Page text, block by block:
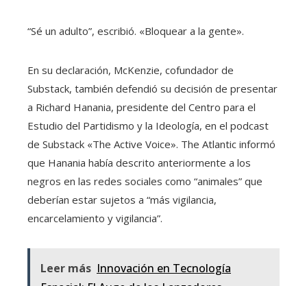
“Sé un adulto”, escribió. «Bloquear a la gente».
En su declaración, McKenzie, cofundador de
Substack, también defendió su decisión de presentar
a Richard Hanania, presidente del Centro para el
Estudio del Partidismo y la Ideología, en el podcast
de Substack «The Active Voice». The Atlantic informó
que Hanania había descrito anteriormente a los
negros en las redes sociales como “animales” que
deberían estar sujetos a “más vigilancia,
encarcelamiento y vigilancia”.
Leer más Innovación en Tecnología